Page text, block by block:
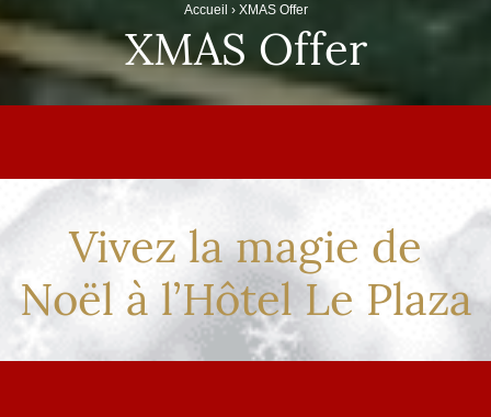
Accueil › XMAS Offer
XMAS Offer
Vivez la magie de
Noël à l’Hôtel Le Plaza